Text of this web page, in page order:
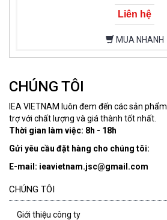
Liên hệ
MUA NHANH
CHÚNG TÔI
IEA VIETNAM luôn đem đến các sản
trợ với chất lượng và giá thành tốt nhất.
Thời gian làm việc: 8h - 18h
Gửi yêu cầu đặt hàng cho chúng tôi:
E-mail: ieavietnam.jsc@gmail.com
CHÚNG TÔI
Giới thiệu công ty